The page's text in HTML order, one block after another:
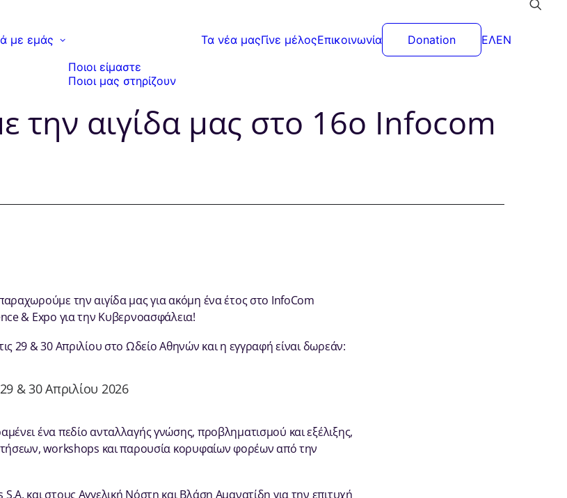
με εμάς
Ποιοι είμαστε
Ποιοι μας στηρίζουν
Τα νέα μαςΓίνε μέλοςΕπικοινωνία Donation ΕΛEN
αιγίδα μας στο 16ο Infocom
την αιγίδα μας για ακόμη ένα έτος στο InfoCom
& Expo για την Κυβερνοασφάλεια!
29 & 30 Απριλίου στο Ωδείο Αθηνών και η εγγραφή είναι δωρεάν:
& 30 Απριλίου 2026
ένα πεδίο ανταλλαγής γνώσης, προβληματισμού και εξέλιξης,
workshops και παρουσία κορυφαίων φορέων από την
και στους Αγγελική Νόστη και Βλάση Αμανατίδη για την επιτυχή